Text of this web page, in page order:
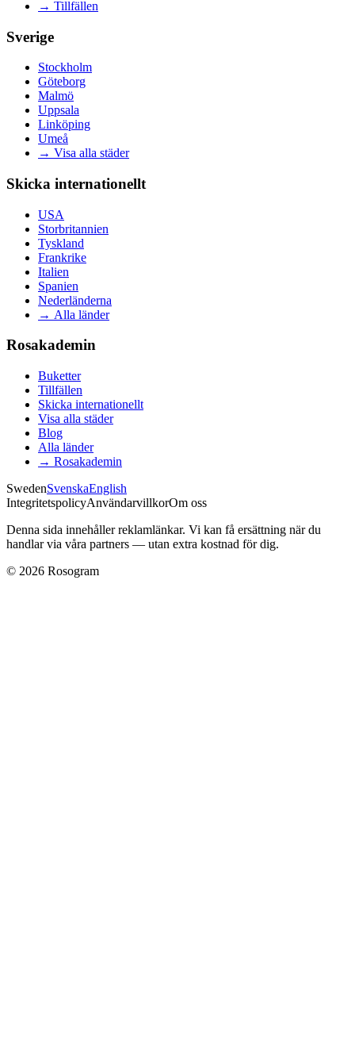
→ Tillfällen
Sverige
Stockholm
Göteborg
Malmö
Uppsala
Linköping
Umeå
→ Visa alla städer
Skicka internationellt
USA
Storbritannien
Tyskland
Frankrike
Italien
Spanien
Nederländerna
→ Alla länder
Rosakademin
Buketter
Tillfällen
Skicka internationellt
Visa alla städer
Blog
Alla länder
→ Rosakademin
SwedenSvenskaEnglish
IntegritetspolicyAnvändarvillkorOm oss
Denna sida innehåller reklamlänkar. Vi kan få ersättning när du
handlar via våra partners — utan extra kostnad för dig.
© 2026 Rosogram